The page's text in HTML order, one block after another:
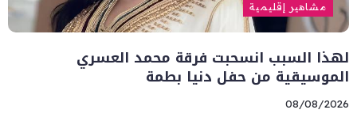
مشاهير إقليمية
لهذا السبب انسحبت فرقة محمد العسري
الموسيقية من حفل دنيا بطمة
08/08/2026